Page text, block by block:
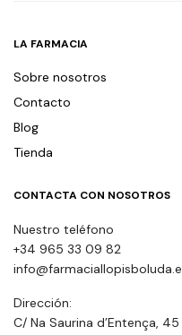
LA FARMACIA
Sobre nosotros
Contacto
Blog
Tienda
CONTACTA CON NOSOTROS
Nuestro teléfono
+34 965 33 09 82
Dirección:
C/ Na Saurina d’Entença, 45